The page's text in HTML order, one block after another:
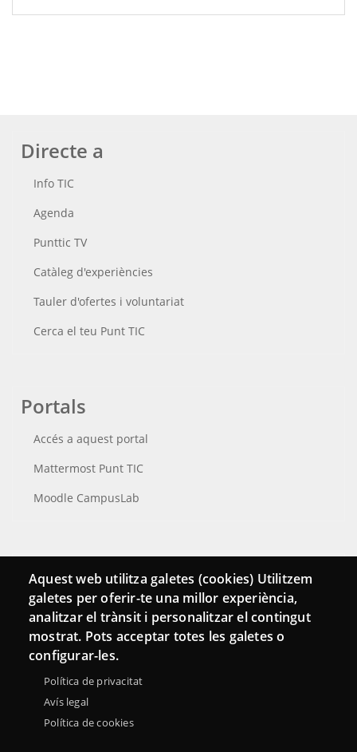
Directe a
Info TIC
Agenda
Punttic TV
Catàleg d'experiències
Tauler d'ofertes i voluntariat
Cerca el teu Punt TIC
Portals
Accés a aquest portal
Mattermost Punt TIC
Moodle CampusLab
Connecta
Bustia de contacte
Butlletins
Aquest web utilitza galetes (cookies) Utilitzem
galetes per oferir-te una millor experiència,
analitzar el trànsit i personalitzar el contingut
mostrat. Pots acceptar totes les galetes o
configurar-les.
Política de privacitat
Avís legal
Política de cookies